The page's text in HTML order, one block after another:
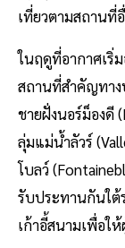
เที่ยวตามสถานที่
ในฤดูที่อากาศเริ่
สถานที่สำคัญทาง
ชายฝั่งนอร์ม็องดี
ลุ่มแม่น้ำลัวร์
โบลว์
รับประทานกันใต้
เก้าอี้สนามเพื่อใ